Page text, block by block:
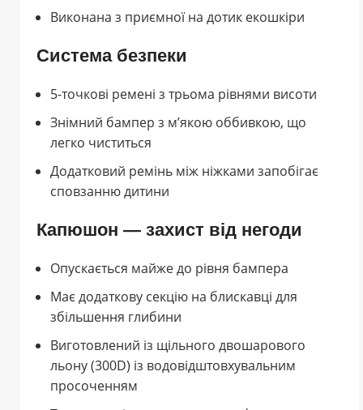
Виконана з приємної на дотик екошкіри
Система безпеки
5-точкові ремені з трьома рівнями висоти
Знімний бампер з м’якою оббивкою, що
легко чиститься
Додатковий ремінь між ніжками запобігає
сповзанню дитини
Капюшон — захист від негоди
Опускається майже до рівня бампера
Має додаткову секцію на блискавці для
збільшення глибини
Виготовлений із щільного двошарового
льону (300D) із водовідштовхувальним
просоченням